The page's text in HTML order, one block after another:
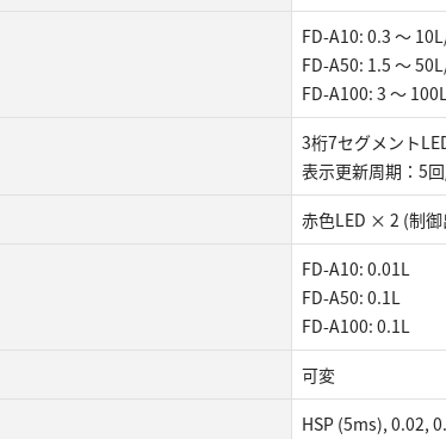
FD-A10: 0.3 ～
FD-A50: 1.5 ～
FD-A100: 3 ～
3桁7セグメント
表示更新周期：5
赤色LED × 2 (制御
FD-A10: 0.01L
FD-A50: 0.1L
FD-A100: 0.1L
可変
HSP (5ms), 0.02,